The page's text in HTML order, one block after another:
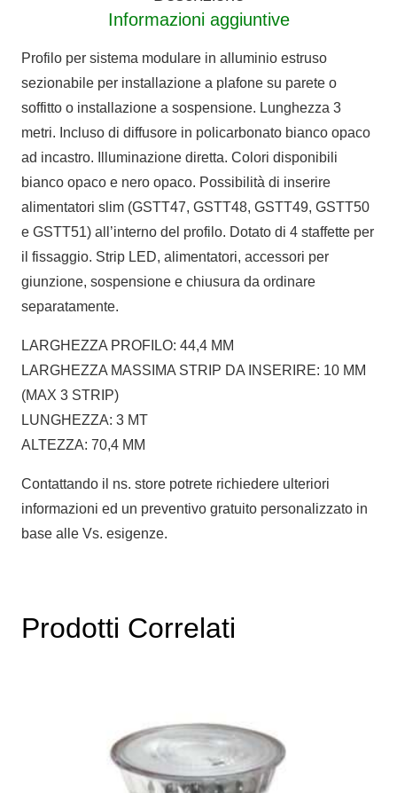
Informazioni aggiuntive
Profilo per sistema modulare in alluminio estruso
sezionabile per installazione a plafone su parete o
soffitto o installazione a sospensione. Lunghezza 3
metri. Incluso di diffusore in policarbonato bianco opaco
ad incastro. Illuminazione diretta. Colori disponibili
bianco opaco e nero opaco. Possibilità di inserire
alimentatori slim (GSTT47, GSTT48, GSTT49, GSTT50
e GSTT51) all’interno del profilo. Dotato di 4 staffette per
il fissaggio. Strip LED, alimentatori, accessori per
giunzione, sospensione e chiusura da ordinare
separatamente.
LARGHEZZA PROFILO: 44,4 MM
LARGHEZZA MASSIMA STRIP DA INSERIRE: 10 MM
(MAX 3 STRIP)
LUNGHEZZA: 3 MT
ALTEZZA: 70,4 MM
Contattando il ns. store potrete richiedere ulteriori
informazioni ed un preventivo gratuito personalizzato in
base alle Vs. esigenze.
Prodotti Correlati